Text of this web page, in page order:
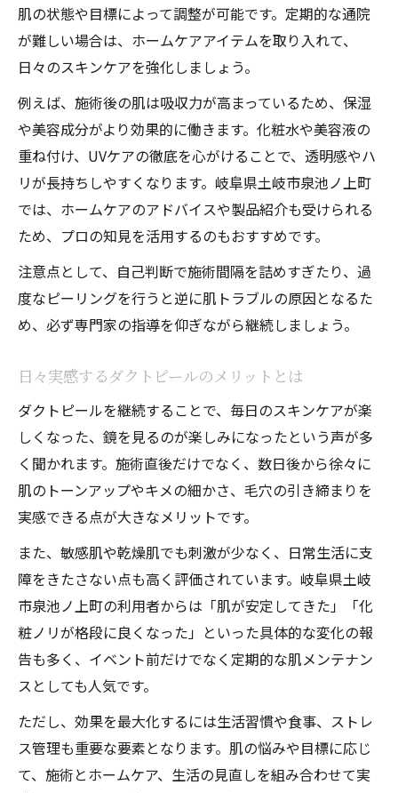
肌の状態や目標によって調整が可能です。定期的な通院
が難しい場合は、ホームケアアイテムを取り入れて、
日々のスキンケアを強化しましょう。
例えば、施術後の肌は吸収力が高まっているため、保湿
や美容成分がより効果的に働きます。化粧水や美容液の
重ね付け、UVケアの徹底を心がけることで、透明感やハ
リが長持ちしやすくなります。岐阜県土岐市泉池ノ上町
では、ホームケアのアドバイスや製品紹介も受けられる
ため、プロの知見を活用するのもおすすめです。
注意点として、自己判断で施術間隔を詰めすぎたり、過
度なピーリングを行うと逆に肌トラブルの原因となるた
め、必ず専門家の指導を仰ぎながら継続しましょう。
日々実感するダクトピールのメリットとは
ダクトピールを継続することで、毎日のスキンケアが楽
しくなった、鏡を見るのが楽しみになったという声が多
く聞かれます。施術直後だけでなく、数日後から徐々に
肌のトーンアップやキメの細かさ、毛穴の引き締まりを
実感できる点が大きなメリットです。
また、敏感肌や乾燥肌でも刺激が少なく、日常生活に支
障をきたさない点も高く評価されています。岐阜県土岐
市泉池ノ上町の利用者からは「肌が安定してきた」「化
粧ノリが格段に良くなった」といった具体的な変化の報
告も多く、イベント前だけでなく定期的な肌メンテナン
スとしても人気です。
ただし、効果を最大化するには生活習慣や食事、ストレ
ス管理も重要な要素となります。肌の悩みや目標に応じ
て、施術とホームケア、生活の見直しを組み合わせて実